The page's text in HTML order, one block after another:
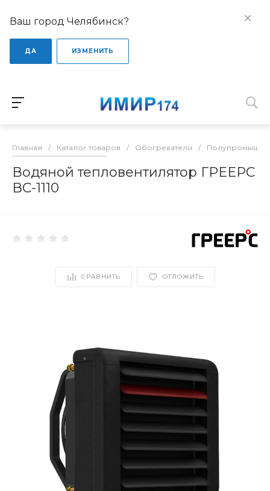
Ваш город Челябинск?
ДА ИЗМЕНИТЬ
Главная / Каталог товаров / Обогреватели /
Водяной тепловентилятор ГРЕЕРС
ВС-1110
СРАВНИТЬ ОТЛОЖИТЬ